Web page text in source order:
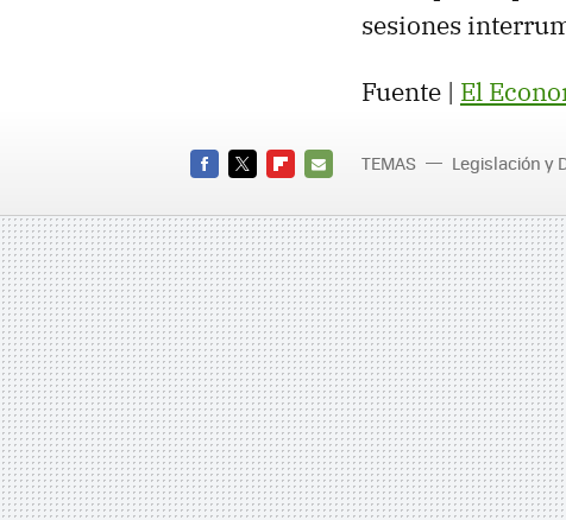
sesiones
Fuente | El
MAIL
TEMAS Legislación y